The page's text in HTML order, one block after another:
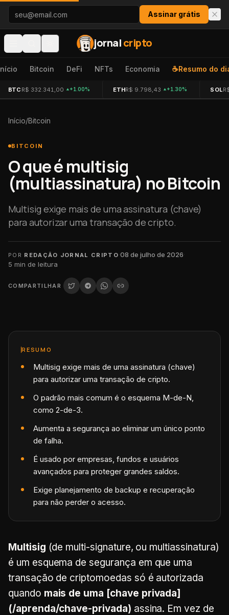
Pular para o conteúdo
Assinar grátis
jornalcripto
Bitcoin DeFi NFTs Economia ☕Resumo do
BTC R$ 332.341,00 +1.00% ETHR$ 9.798,43 +1.30% SOL
Início/Bitcoin
BITCOIN
O que é multisig
(multiassinatura) no Bitcoin
Multisig exige mais de uma assinatura (chave)
para autorizar uma transação de cripto.
POR REDAÇÃO JORNAL CRIPTO·08 de julho de 2026·
5 min de leitura
COMPARTILHAR
RESUMO
Multisig exige mais de uma assinatura (chave)
para autorizar uma transação de cripto.
O padrão mais comum é o esquema M-de-N,
como 2-de-3.
Aumenta a segurança ao eliminar um único ponto
de falha.
É usado por empresas, fundos e usuários
avançados para proteger grandes saldos.
Exige planejamento de backup e recuperação
para não perder o acesso.
Multisig (de multi-signature, ou multiassinatura)
é um esquema de segurança em que uma
transação de criptomoedas só é autorizada
quando mais de uma [chave privada]
(/aprenda/chave-privada) assina. Em vez de